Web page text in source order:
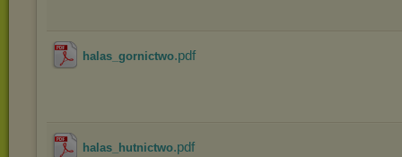
halas_gornictwo.pdf
halas_hutnictwo.pdf